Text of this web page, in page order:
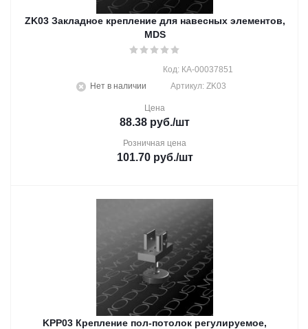
ZK03 Закладное крепление для навесных элементов,
MDS
Нет в наличии
Код: КА-00037851
Артикул: ZK03
Цена
88.38 руб./шт
Розничная цена
101.70руб./шт
KPP03 Крепление пол-потолок регулируемое,